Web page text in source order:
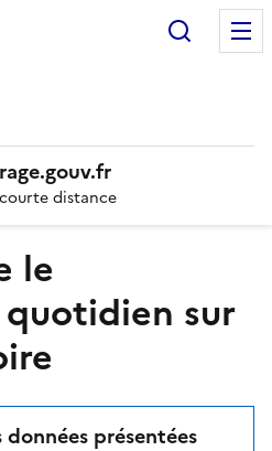
distance
le
sur
présentées